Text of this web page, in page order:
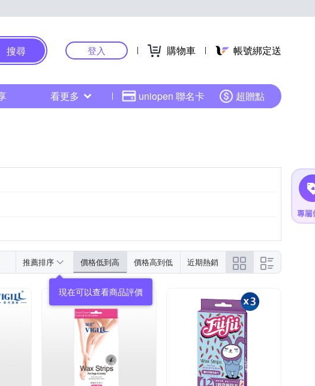
搜尋 登入 購物車 帳號綁定送
看更多 uniopen 聯名卡 超贈點
推薦排序 價格低到高 價格高到低 近期熱銷
現在可以查看商品評價